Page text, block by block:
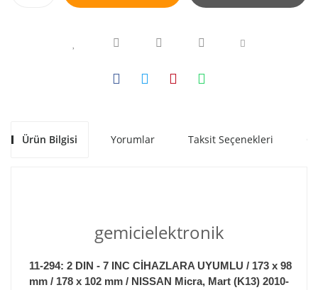
Ürün Bilgisi Yorumlar Taksit Seçenekleri
gemicielektronik
11-294: 2 DIN - 7 INC CİHAZLARA UYUMLU / 173 x 98
mm / 178 x 102 mm / NISSAN Micra, Mart (K13) 2010-